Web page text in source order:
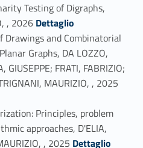
Testing of Digraphs,
, 2026 Link identifier #identifier_person_188013-1Dettaglio
and Combinatorial
Graphs, DA LOZZO,
GIUSEPPE; FRATI, FABRIZIO;
MAURIZIO, , 2025
Principles, problem
approaches, D'ELIA,
, 2025 Link identifier #identifier_person_3038-3Dettaglio